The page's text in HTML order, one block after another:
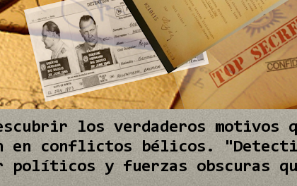
los verdaderos motivos
en conflictos bélicos.
políticos y fuerzas obscuras